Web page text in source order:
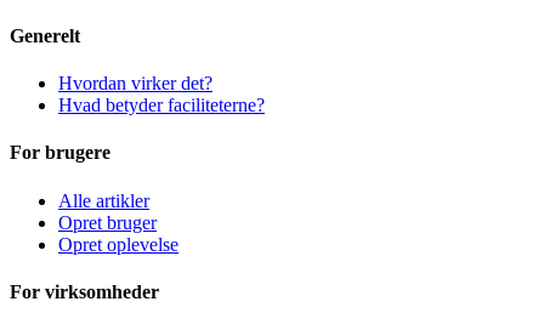
Generelt
Hvordan virker det?
Hvad betyder faciliteterne?
For brugere
Alle artikler
Opret bruger
Opret oplevelse
For virksomheder